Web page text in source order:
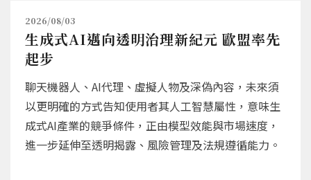
2026/08/03
生成式AI邁向透明治理新紀元 歐盟率先
起步
聊天機器人、AI代理、虛擬人物及深偽內容，未來須
以更明確的方式告知使用者其人工智慧屬性，意味生
成式AI產業的競爭條件，正由模型效能與市場速度，
進一步延伸至透明揭露、風險管理及法規遵循能力。